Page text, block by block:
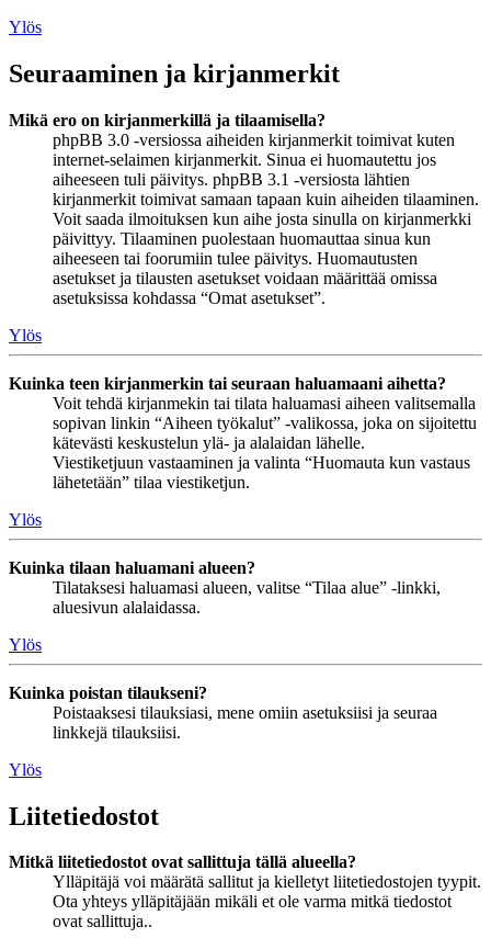
Ylös
Seuraaminen ja kirjanmerkit
Mikä ero on kirjanmerkillä ja tilaamisella?
phpBB 3.0 -versiossa aiheiden kirjanmerkit toimivat kuten
internet-selaimen kirjanmerkit. Sinua ei huomautettu jos
aiheeseen tuli päivitys. phpBB 3.1 -versiosta lähtien
kirjanmerkit toimivat samaan tapaan kuin aiheiden tilaaminen.
Voit saada ilmoituksen kun aihe josta sinulla on kirjanmerkki
päivittyy. Tilaaminen puolestaan huomauttaa sinua kun
aiheeseen tai foorumiin tulee päivitys. Huomautusten
asetukset ja tilausten asetukset voidaan määrittää omissa
asetuksissa kohdassa “Omat asetukset”.
Ylös
Kuinka teen kirjanmerkin tai seuraan haluamaani aihetta?
Voit tehdä kirjanmekin tai tilata haluamasi aiheen valitsemalla
sopivan linkin “Aiheen työkalut” -valikossa, joka on sijoitettu
kätevästi keskustelun ylä- ja alalaidan lähelle.
Viestiketjuun vastaaminen ja valinta “Huomauta kun vastaus
lähetetään” tilaa viestiketjun.
Ylös
Kuinka tilaan haluamani alueen?
Tilataksesi haluamasi alueen, valitse “Tilaa alue” -linkki,
aluesivun alalaidassa.
Ylös
Kuinka poistan tilaukseni?
Poistaaksesi tilauksiasi, mene omiin asetuksiisi ja seuraa
linkkejä tilauksiisi.
Ylös
Liitetiedostot
Mitkä liitetiedostot ovat sallittuja tällä alueella?
Ylläpitäjä voi määrätä sallitut ja kielletyt liitetiedostojen tyypit.
Ota yhteys ylläpitäjään mikäli et ole varma mitkä tiedostot
ovat sallittuja..